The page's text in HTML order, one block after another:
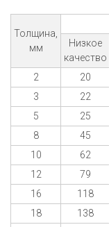
Толщина,
мм
Низкое
качество
2 20
3
22
5
25
8
45
10
62
12
79
16
118
18
138